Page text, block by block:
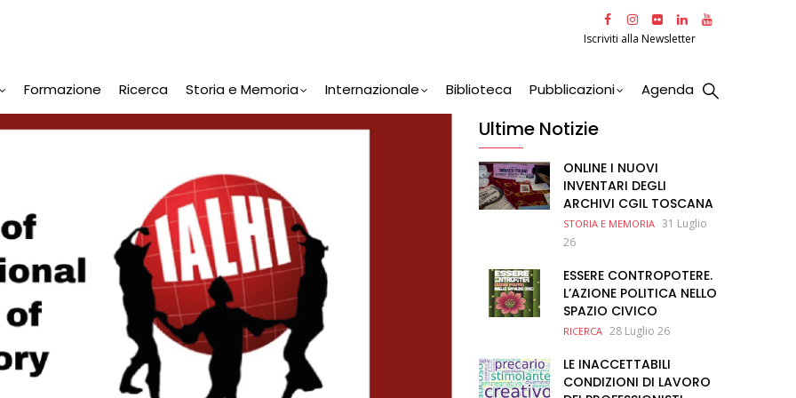
Iscriviti alla Newsletter
Formazione Ricerca Storia e Memoria Internazionale Biblioteca Pubblicazioni Agenda
Ultime Notizie
ONLINE I NUOVI
INVENTARI DEGLI
ARCHIVI CGIL TOSCANA
STORIA E MEMORIA 31 Luglio
26
ESSERE CONTROPOTERE.
L’AZIONE POLITICA NELLO
SPAZIO CIVICO
RICERCA 28 Luglio 26
LE INACCETTABILI
CONDIZIONI DI LAVORO